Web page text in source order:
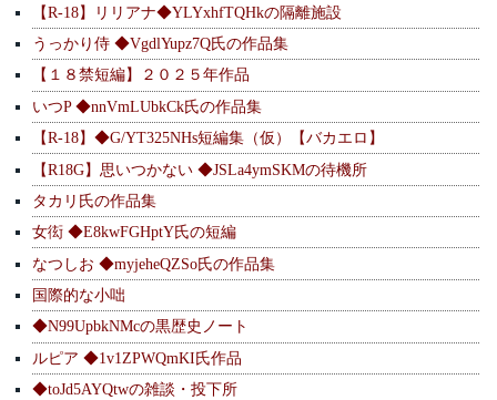
【R-18】リリアナ◆YLYxhfTQHkの隔離施設
うっかり侍 ◆VgdlYupz7Q氏の作品集
【１８禁短編】２０２５年作品
いつP ◆nnVmLUbkCk氏の作品集
【R-18】◆G/YT325NHs短編集（仮）【バカエロ】
【R18G】思いつかない ◆JSLa4ymSKMの待機所
タカリ氏の作品集
女衒 ◆E8kwFGHptY氏の短編
なつしお ◆myjeheQZSo氏の作品集
国際的な小咄
◆N99UpbkNMcの黒歴史ノート
ルピア ◆1v1ZPWQmKI氏作品
◆toJd5AYQtwの雑談・投下所